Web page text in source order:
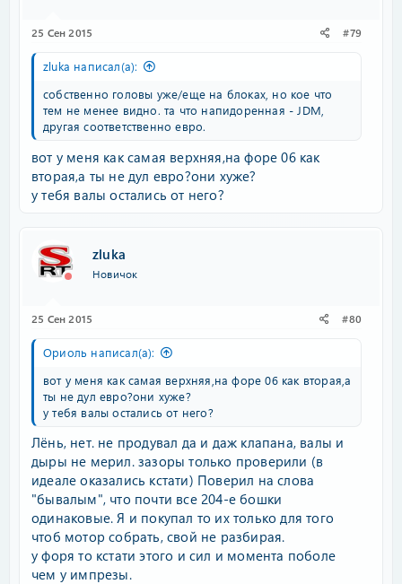
25 Сен 2015 #79
zluka написал(а):
собственно головы уже/еще на блоках, но кое что
тем не менее видно. та что напидоренная - JDM,
другая соответственно евро.
вот у меня как самая верхняя,на форе 06 как
вторая,а ты не дул евро?они хуже?
у тебя валы остались от него?
zluka
Новичок
25 Сен 2015 #80
Ориоль написал(а):
вот у меня как самая верхняя,на форе 06 как вторая,а
ты не дул евро?они хуже?
у тебя валы остались от него?
Лёнь, нет. не продувал да и даж клапана, валы и
дыры не мерил. зазоры только проверили (в
идеале оказались кстати) Поверил на слова
"бывалым", что почти все 204-е бошки
одинаковые. Я и покупал то их только для того
чтоб мотор собрать, свой не разбирая.
у форя то кстати этого и сил и момента поболе
чем у импрезы.